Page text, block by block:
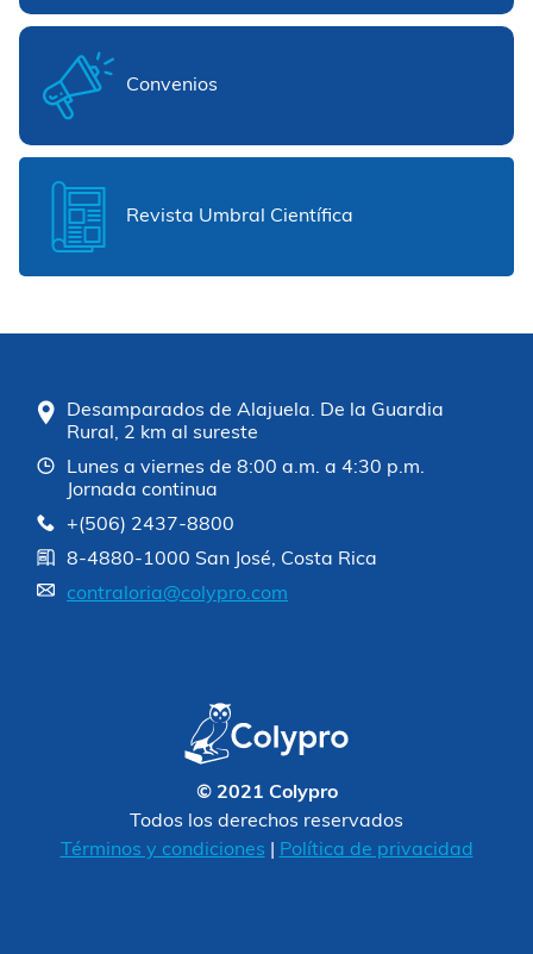
Convenios
Revista Umbral Científica
Desamparados de Alajuela. De la Guardia
Rural, 2 km al sureste
Lunes a viernes de 8:00 a.m. a 4:30 p.m.
Jornada continua
+(506) 2437-8800
8-4880-1000 San José, Costa Rica
contraloria@colypro.com
© 2021 Colypro
Todos los derechos reservados
Términos y condiciones
Política de privacidad